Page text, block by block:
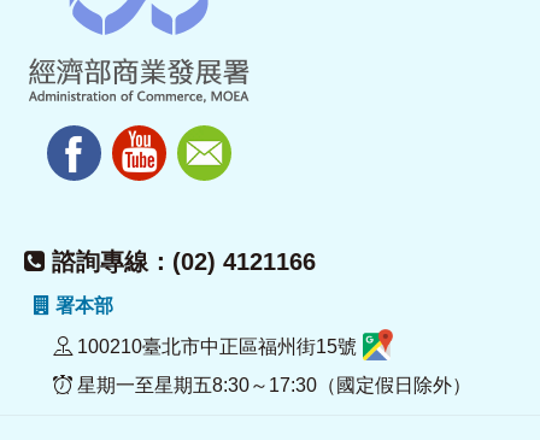
諮詢專線：(02) 4121166
署本部
100210臺北市中正區福州街15號
星期一至星期五8:30～17:30（國定假日除外）